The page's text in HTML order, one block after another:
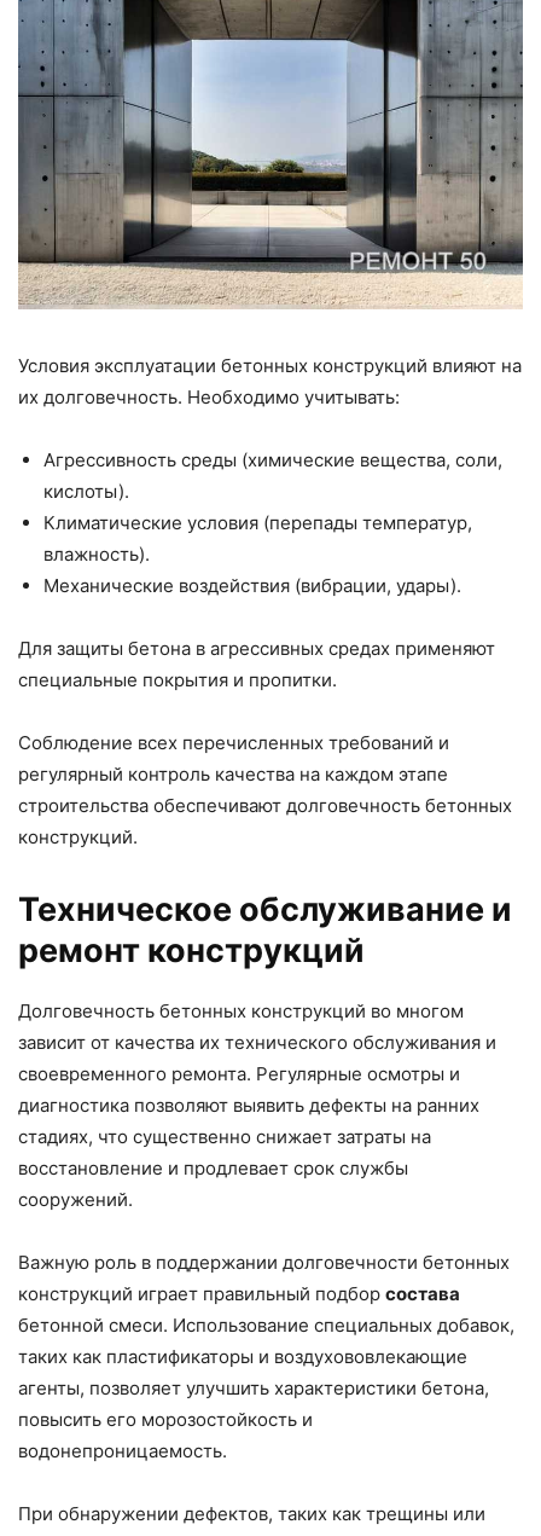
Условия эксплуатации бетонных конструкций влияют на
их долговечность. Необходимо учитывать:
Агрессивность среды (химические вещества, соли,
кислоты).
Климатические условия (перепады температур,
влажность).
Механические воздействия (вибрации, удары).
Для защиты бетона в агрессивных средах применяют
специальные покрытия и пропитки.
Соблюдение всех перечисленных требований и
регулярный контроль качества на каждом этапе
строительства обеспечивают долговечность бетонных
конструкций.
Техническое обслуживание и
ремонт конструкций
Долговечность бетонных конструкций во многом
зависит от качества их технического обслуживания и
своевременного ремонта. Регулярные осмотры и
диагностика позволяют выявить дефекты на ранних
стадиях, что существенно снижает затраты на
восстановление и продлевает срок службы
сооружений.
Важную роль в поддержании долговечности бетонных
конструкций играет правильный подбор состава
бетонной смеси. Использование специальных добавок,
таких как пластификаторы и воздухововлекающие
агенты, позволяет улучшить характеристики бетона,
повысить его морозостойкость и
водонепроницаемость.
При обнаружении дефектов, таких как трещины или